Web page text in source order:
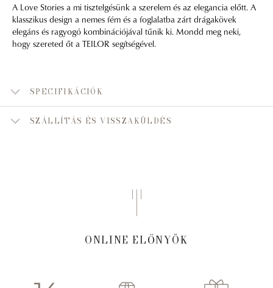
A Love Stories a mi tisztelgésünk a szerelem és az elegancia előtt. A
klasszikus design a nemes fém és a foglalatba zárt drágakövek
elegáns és ragyogó kombinációjával tűnik ki. Mondd meg neki,
hogy szereted őt a TEILOR segítségével.
SPECIFIKÁCIÓK
SZÁLLÍTÁS ÉS VISSZAKÜLDÉS
ONLINE ELŐNYÖK